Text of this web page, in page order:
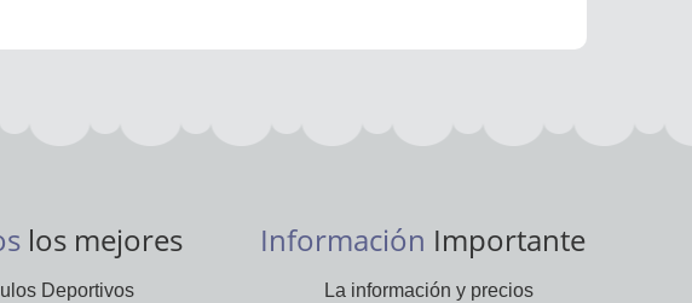
los mejores
Deportivos
Información Importante
La información y precios